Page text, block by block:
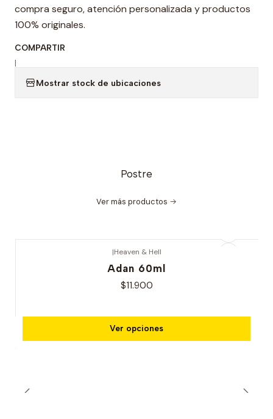
compra seguro, atención personalizada y productos
100% originales.
COMPARTIR
|
Mostrar stock de ubicaciones
Postre
Ver más productos
|Heaven & Hell
Adan 60ml
$11.900
Ver opciones